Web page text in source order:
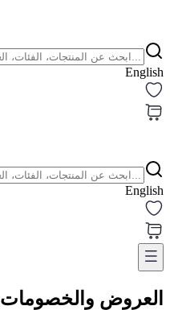
English
English
العروض والخصومات